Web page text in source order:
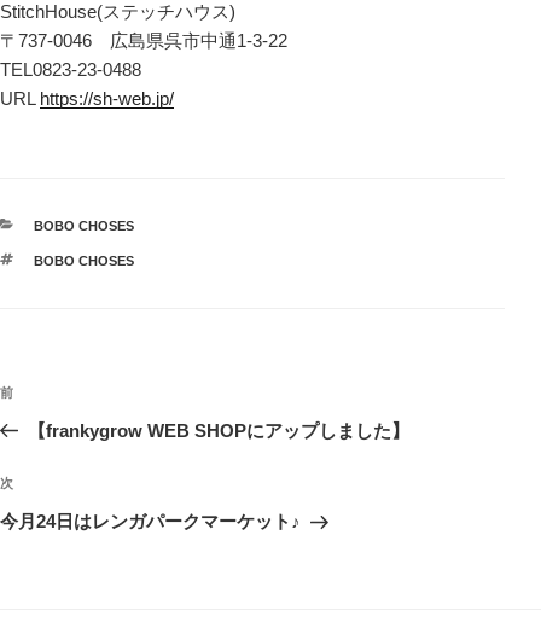
StitchHouse(ステッチハウス)
〒737-0046 広島県呉市中通1-3-22
TEL0823-23-0488
URL https://sh-web.jp/
カ
ゴ
BOBO CHOSES
タ
BOBO CHOSES
投
ビ
ゲ
前
の
稿
前
【frankygrow WEB SHOPにアップしました】
次
の
次
今月24日はレンガパークマーケット♪